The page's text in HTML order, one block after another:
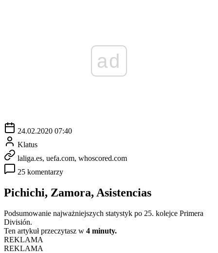
ad
24.02.2020 07:40
Klatus
laliga.es, uefa.com, whoscored.com
25 komentarzy
Pichichi, Zamora, Asistencias
Podsumowanie najważniejszych statystyk po 25. kolejce Primera
División.
Ten artykuł przeczytasz w 4 minuty.
REKLAMA
REKLAMA